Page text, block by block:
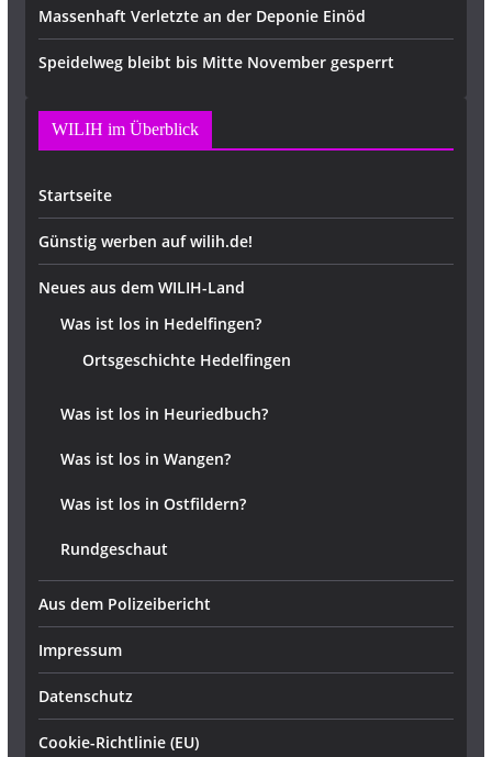
Massenhaft Verletzte an der Deponie Einöd
Speidelweg bleibt bis Mitte November gesperrt
WILIH im Überblick
Startseite
Günstig werben auf wilih.de!
Neues aus dem WILIH-Land
Was ist los in Hedelfingen?
Ortsgeschichte Hedelfingen
Was ist los in Heuriedbuch?
Was ist los in Wangen?
Was ist los in Ostfildern?
Rundgeschaut
Aus dem Polizeibericht
Impressum
Datenschutz
Cookie-Richtlinie (EU)